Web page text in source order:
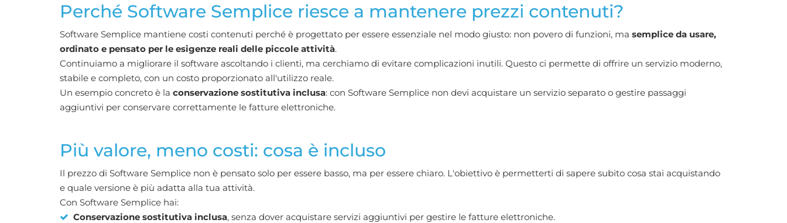
Perché Software Semplice riesce a mantenere prezzi contenuti?
Software Semplice mantiene costi contenuti perché è progettato per essere essenziale nel modo giusto: non povero di funzioni, ma semplice da usare,
ordinato e pensato per le esigenze reali delle piccole attività.
Continuiamo a migliorare il software ascoltando i clienti, ma cerchiamo di evitare complicazioni inutili. Questo ci permette di offrire un servizio moderno,
stabile e completo, con un costo proporzionato all'utilizzo reale.
Un esempio concreto è la conservazione sostitutiva inclusa: con Software Semplice non devi acquistare un servizio separato o gestire passaggi
aggiuntivi per conservare correttamente le fatture elettroniche.
Più valore, meno costi: cosa è incluso
Il prezzo di Software Semplice non è pensato solo per essere basso, ma per essere chiaro. L'obiettivo è permetterti di sapere subito cosa stai acquistando
e quale versione è più adatta alla tua attività.
Con Software Semplice hai:
Conservazione sostitutiva inclusa, senza dover acquistare servizi aggiuntivi per gestire le fatture elettroniche.